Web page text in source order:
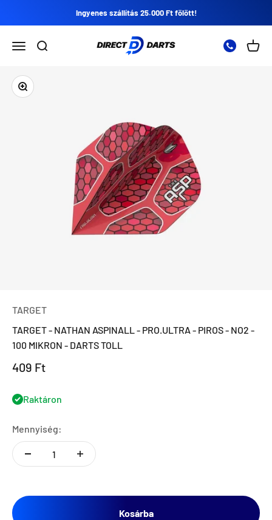
Ingyenes szállítás 25.000 Ft fölött!
Nyissa meg a navigációs menüt
Nyissa meg a keresést
Direct Darts
Zoomolás
TARGET
TARGET - NATHAN ASPINALL - PRO.ULTRA - PIROS - NO2 -
100 MIKRON - DARTS TOLL
Eladási ár
409 Ft
Raktáron
Mennyiség:
Kosárba